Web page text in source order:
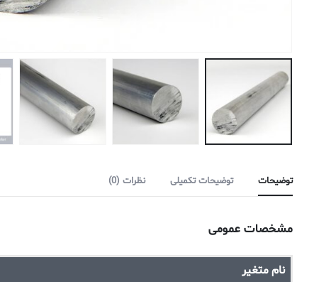
توضیحات توضیحات تکمیلی نظرات (0)
مشخصات عمومی
نام متغیر